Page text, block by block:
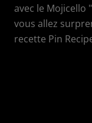
avec le Mojicello
vous allez
recette Pin